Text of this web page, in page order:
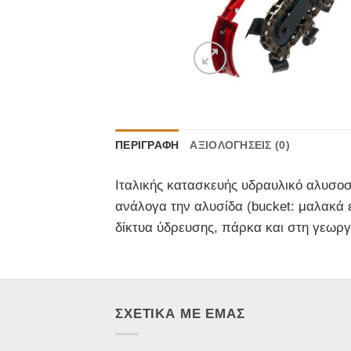
ΠΕΡΙΓΡΑΦΉ ΑΞΙΟΛΟΓΉΣΕΙΣ (0)
Ιταλικής κατασκευής υδραυλικό
ανάλογα την αλυσίδα (bucket: μαλακά
δίκτυα ύδρευσης, πάρκα και στη
ΣΧΕΤΙΚΑ ΜΕ ΕΜΑΣ